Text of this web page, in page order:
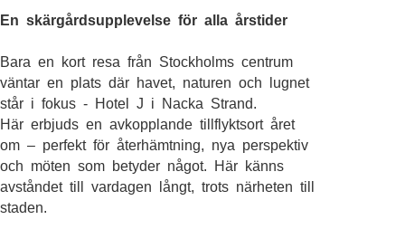
En skärgårdsupplevelse för alla årstider
Bara en kort resa från Stockholms centrum
väntar en plats där havet, naturen och lugnet
står i fokus - Hotel J i Nacka Strand.
Här erbjuds en avkopplande tillflyktsort året
om – perfekt för återhämtning, nya perspektiv
och möten som betyder något. Här känns
avståndet till vardagen långt, trots närheten till
staden.